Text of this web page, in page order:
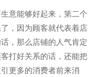
意能够好起来，第二个
，因为顾客就代表着店
，那么店铺的人气肯定
打好关系的话，还能把
更多的消费者前来消